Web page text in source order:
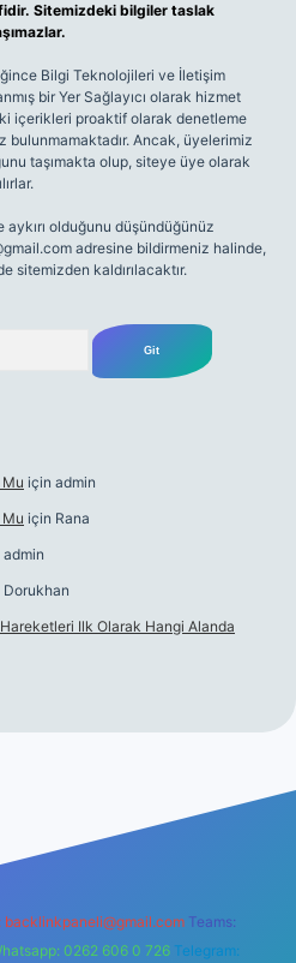
Sitemizdeki bilgiler taslak
Bilgi Teknolojileri ve İletişim
bir Yer Sağlayıcı olarak hizmet
içerikleri proaktif olarak denetleme
bulunmamaktadır. Ancak, üyelerimiz
taşımakta olup, siteye üye olarak
olduğunu düşündüğünüz
adresine bildirmeniz halinde,
sitemizden kaldırılacaktır.
için admin
için Rana
admin
Dorukhan
Ilk Olarak Hangi Alanda
backlinkpaneli@gmail.com Teams:
0262 606 0 726 Telegram: